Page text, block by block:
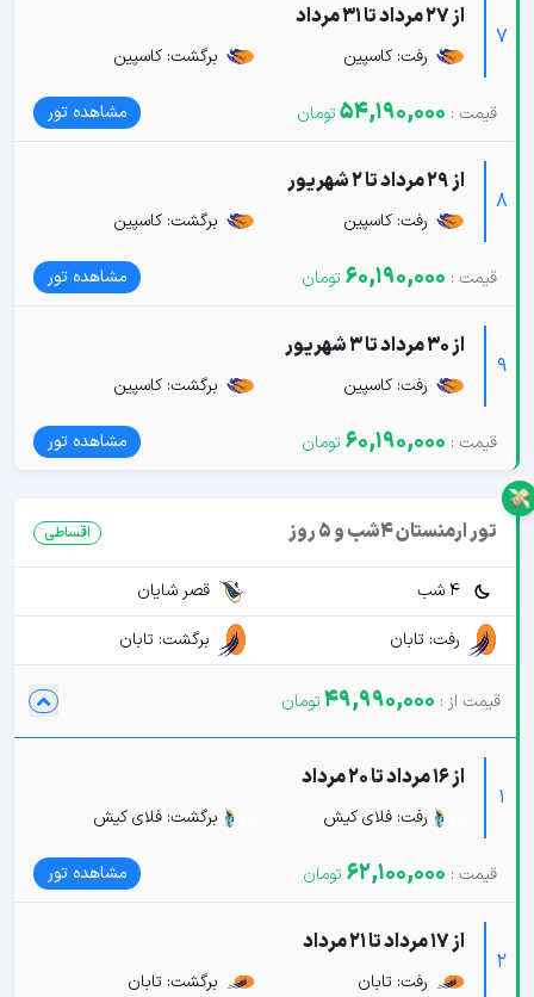
7
از 27 مرداد تا 31 مرداد
رفت: کاسپین برگشت: کاسپین
54,190,000 مشاهده تور
8
از 29 مرداد تا 2 شهریور
رفت: کاسپین برگشت: کاسپین
60,190,000 مشاهده تور
9
از 30 مرداد تا 3 شهریور
رفت: کاسپین برگشت: کاسپین
60,190,000 مشاهده تور
تور ارمنستان 4شب و 5 روز اقساطی
4 شب
قصر شایان
رفت: تابان
برگشت: تابان
49,990,000
1
از 16 مرداد تا 20 مرداد
رفت: فلای کیش برگشت: فلای کیش
62,100,000 مشاهده تور
2
از 17 مرداد تا 21 مرداد
رفت: تابان برگشت: تابان